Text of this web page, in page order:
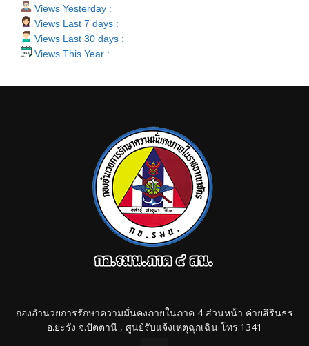
Views Yesterday :
Views Last 7 days :
Views Last 30 days :
Views This Year :
กองอำนวยการรักษาความมั่นคงภายในภาค 4 ส่วนหน้า ค่ายสิรินธร
อ.ยะรัง จ.ปัตตานี , ศูนย์รับแจ้งเหตุฉุกเฉิน โทร.1341